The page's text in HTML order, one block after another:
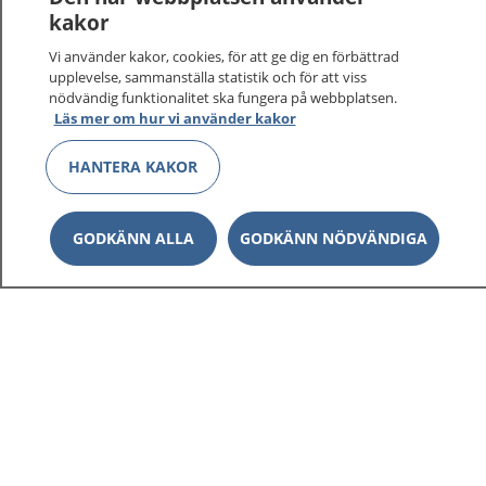
1177–tryggt om din hälsa och vård
På 1177.se får du råd om hälsa och information om
sjukdomar och vilka mottagningar du kan kontakta.
Logga in för att läsa din journal och göra dina
vårdärenden. Ring telefonnummer 1177 för
sjukvårdsrådgivning dygnet runt.
kakor
Vi använder kakor, cookies, för att ge dig en förbättrad
upplevelse, sammanställa statistik och för att viss
nödvändig funktionalitet ska fungera på webbplatsen.
Läs mer om hur vi använder kakor
HANTERA KAKOR
GODKÄNN NÖDVÄNDIGA
GODKÄNN ALLA